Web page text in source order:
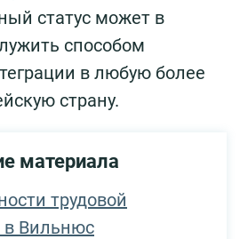
статус может в
способом
в любую более
страну.
материала
трудовой
в Вильнюс